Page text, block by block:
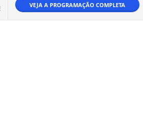
VEJA A PROGRAMAÇÃO COMPLETA